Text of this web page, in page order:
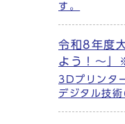
す。
令和8年度
よう！～」
3Dプリンタ
デジタル技術